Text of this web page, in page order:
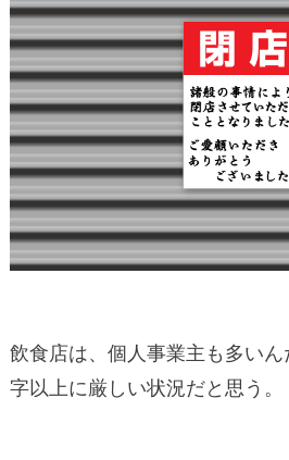
飲食店は、個人事業主も多い
字以上に厳しい状況だと思う。